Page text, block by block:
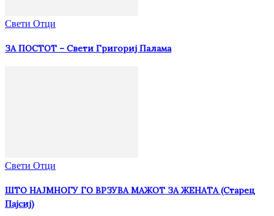
Свети Отци
ЗА ПОСТОТ – Свети Григориј Палама
Свети Отци
ШТО НАЈМНОГУ ГО ВРЗУВА МАЖОТ ЗА ЖЕНАТА (Старец
Пајсиј)